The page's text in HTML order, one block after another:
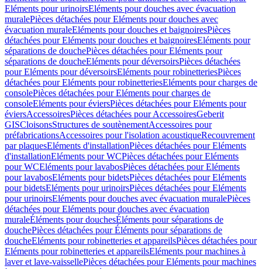
Eléments pour urinoirsEléments pour douches avec évacuation
muralePièces détachées pour Eléments pour douches avec
évacuation muraleEléments pour douches et baignoiresPièces
détachées pour Eléments pour douches et baignoiresEléments pour
séparations de douchePièces détachées pour Eléments pour
séparations de doucheEléments pour déversoirsPièces détachées
pour Eléments pour déversoirsEléments pour robinetteriesPièces
détachées pour Eléments pour robinetteriesEléments pour charges de
consolePièces détachées pour Eléments pour charges de
consoleEléments pour éviersPièces détachées pour Eléments pour
éviersAccessoiresPièces détachées pour AccessoiresGeberit
GISCloisonsStructures de soutènementAccessoires pour
préfabricationsAccessoires pour l'isolation acoustiqueRecouvrement
par plaquesEléments d'installationPièces détachées pour Eléments
d'installationEléments pour WCPièces détachées pour Eléments
pour WCEléments pour lavabosPièces détachées pour Eléments
pour lavabosEléments pour bidetsPièces détachées pour Eléments
pour bidetsEléments pour urinoirsPièces détachées pour Eléments
pour urinoirsEléments pour douches avec évacuation muralePièces
détachées pour Eléments pour douches avec évacuation
muraleÉléments pour douchesÉléments pour séparations de
douchePièces détachées pour Éléments pour séparations de
doucheEléments pour robinetteries et appareilsPièces détachées pour
Eléments pour robinetteries et appareilsEléments pour machines à
laver et lave-vaissellePièces détachées pour Eléments pour machines